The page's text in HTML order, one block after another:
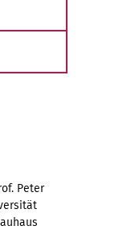
Peter